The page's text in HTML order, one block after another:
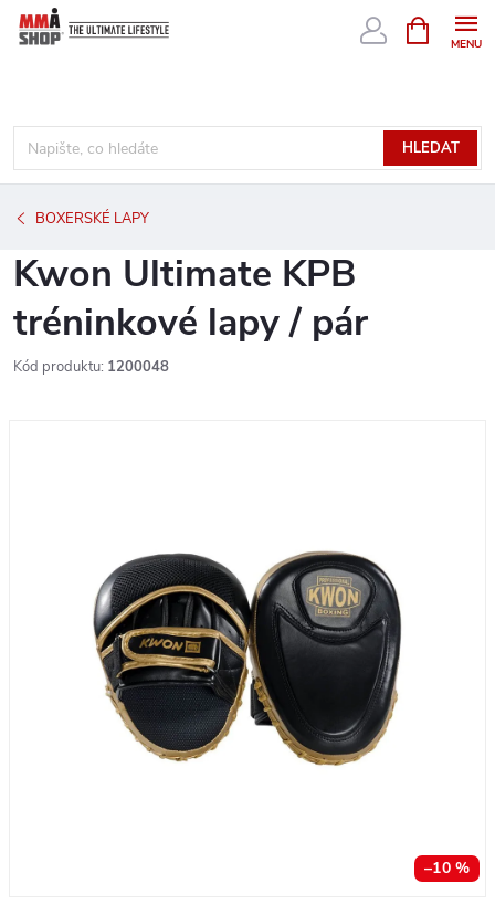
Přejít
HLEDAT
NÁKUPNÍ
KOŠÍK
BOXERSKÉ LAPY
Kwon Ultimate KPB
tréninkové lapy / pár
Kód produktu: 1200048
–10 %